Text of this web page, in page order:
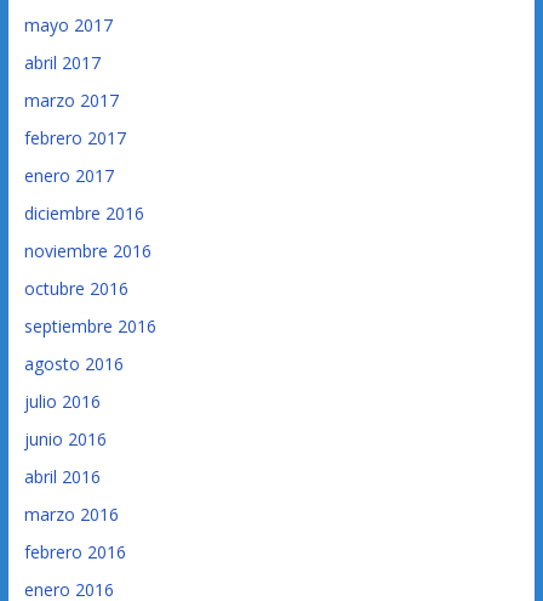
mayo 2017
abril 2017
marzo 2017
febrero 2017
enero 2017
diciembre 2016
noviembre 2016
octubre 2016
septiembre 2016
agosto 2016
julio 2016
junio 2016
abril 2016
marzo 2016
febrero 2016
enero 2016